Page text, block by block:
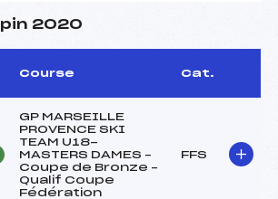
2020
Course Cat.
GP MARSEILLE
PROVENCE SKI
TEAM U18-
MASTERS DAMES –
Coupe de Bronze –
Qualif Coupe
Fédération
FFS